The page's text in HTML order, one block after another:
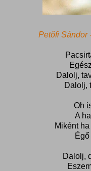
Petőfi Sándor
Dalolj,
Dalolj,
Oh
A
Miként
Dalolj,